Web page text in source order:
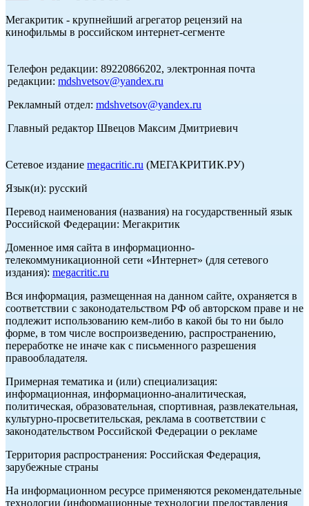
Мегакритик - крупнейший агрегатор рецензий на
кинофильмы в российском интернет-сегменте
Телефон редакции: 89220866202, электронная почта
редакции: mdshvetsov@yandex.ru
Рекламный отдел: mdshvetsov@yandex.ru
Главный редактор Швецов Максим Дмитриевич
Сетевое издание megacritic.ru (МЕГАКРИТИК.РУ)
Язык(и): русский
Перевод наименования (названия) на государственный язык
Российской Федерации: Мегакритик
Доменное имя сайта в информационно-
телекоммуникационной сети «Интернет» (для сетевого
издания): megacritic.ru
Вся информация, размещенная на данном сайте, охраняется в
соответствии с законодательством РФ об авторском праве и не
подлежит использованию кем-либо в какой бы то ни было
форме, в том числе воспроизведению, распространению,
переработке не иначе как с письменного разрешения
правообладателя.
Примерная тематика и (или) специализация:
информационная, информационно-аналитическая,
политическая, образовательная, спортивная, развлекательная,
культурно-просветительская, реклама в соответствии с
законодательством Российской Федерации о рекламе
Территория распространения: Российская Федерация,
зарубежные страны
На информационном ресурсе применяются рекомендательные
технологии (информационные технологии предоставления